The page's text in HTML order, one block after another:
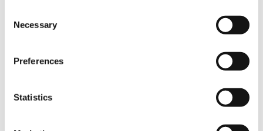
Selection
Necessary
Preferences
Statistics